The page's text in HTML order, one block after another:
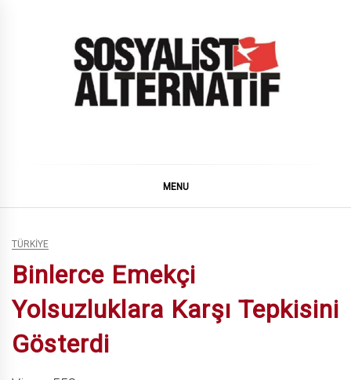
MENU
TÜRKIYE
Binlerce Emekçi
Yolsuzluklara Karşı Tepkisini
Gösterdi